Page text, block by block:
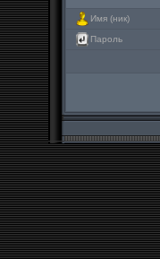
Имя (ник)
Пароль